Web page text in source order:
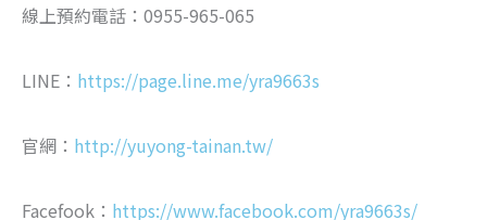
線上預約電話：0955-965-065
LINE： https://page.line.me/yra9663s
官網： http://yuyong-tainan.tw/
Facefook： https://www.facebook.com/yra9663s/